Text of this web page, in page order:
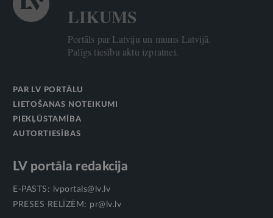
LIKUMS
Portāls par Latviju un mums Latvijā.
Palīgs tiesību aktu izpratnei.
PAR LV PORTĀLU
LIETOŠANAS NOTEIKUMI
PIEKĻŪSTAMĪBA
AUTORTIESĪBAS
LV portāla redakcija
E-PASTS:
lvportals@lv.lv
PRESES RELĪZĒM: pr@lv.lv